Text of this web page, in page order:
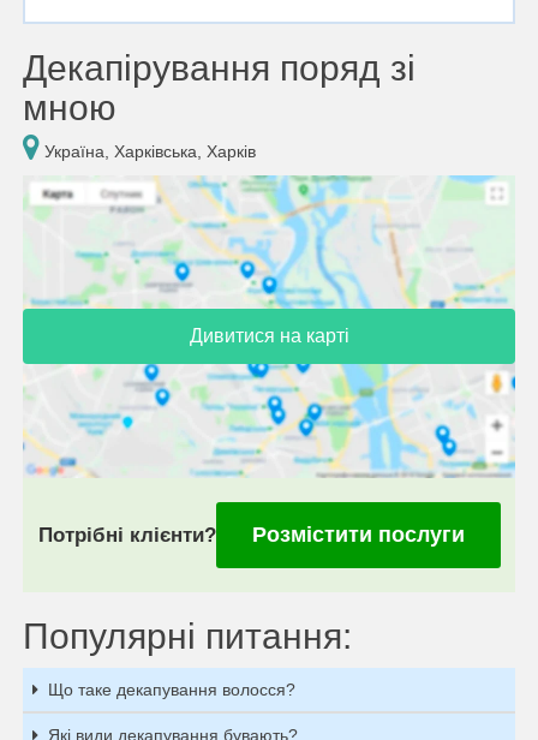
Декапірування поряд зі
мною
Україна, Харківська, Харків
Дивитися на карті
Потрібні клієнти? Розмістити послуги
Популярні питання:
Що таке декапування волосся?
Які види декапування бувають?